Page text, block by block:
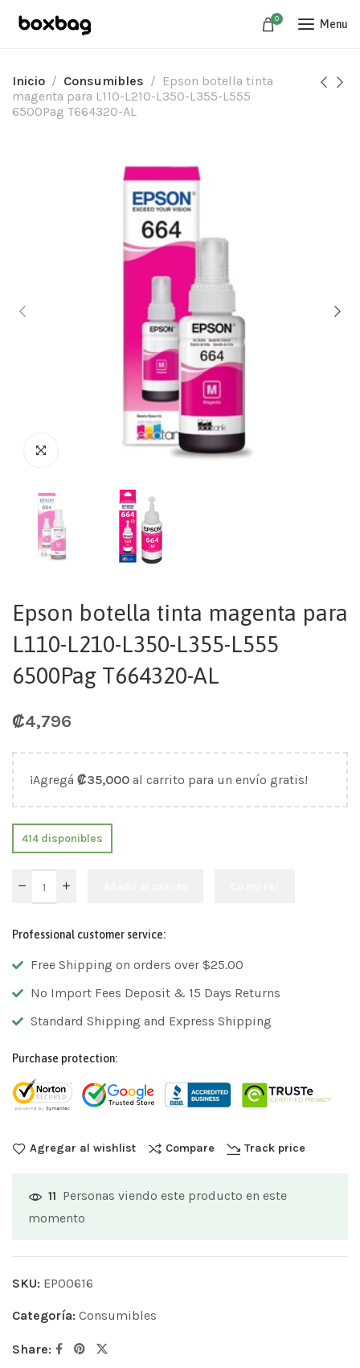
0 Menu
Inicio Consumibles
Epson botella tinta
magenta para L110-L210-L350-L355-L555
6500Pag T664320-AL
Epson botella tinta magenta para
L110-L210-L350-L355-L555
6500Pag T664320-AL
₡4,796
¡Agregá ₡35,000 al carrito para un envío gratis!
414 disponibles
Professional customer service:
Free Shipping on orders over $25.00
No Import Fees Deposit & 15 Days Returns
Standard Shipping and Express Shipping
Purchase protection:
Agregar al wishlist Compare Track price
11 Personas viendo este producto en este
momento
SKU: EP00616
Categoría: Consumibles
Share: